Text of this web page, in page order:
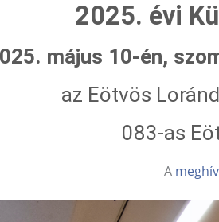
2025. évi
május 10-én,
az Eötvös
083-as
A